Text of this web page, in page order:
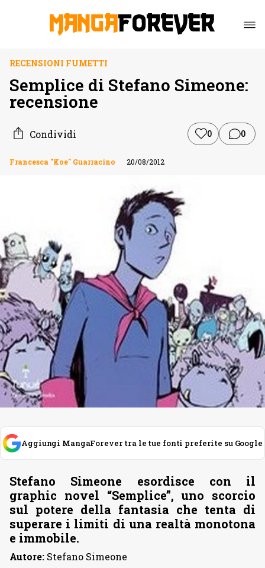
RECENSIONI FUMETTI
Semplice di Stefano Simeone:
recensione
Condividi 0 0
Francesca "Koe" Guarracino 20/08/2012
Aggiungi MangaForever tra le tue fonti preferite su Google
Stefano Simeone esordisce con il
graphic novel “Semplice”, uno scorcio
sul potere della fantasia che tenta di
superare i limiti di una realtà monotona
e immobile.
Autore: Stefano Simeone